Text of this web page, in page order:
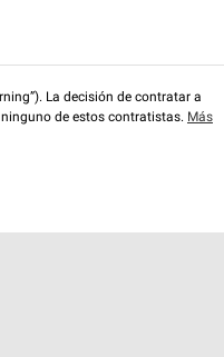
La decisión de contratar a
de estos contratistas. Más